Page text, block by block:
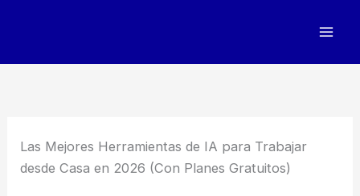
Las Mejores Herramientas de IA para Trabajar
desde Casa en 2026 (Con Planes Gratuitos)